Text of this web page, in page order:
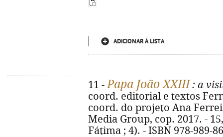
ADICIONAR À LISTA
11 -Papa João XXIII : a
coord. editorial e textos
coord. do projeto Ana
Media Group, cop. 2017. -
Fátima ; 4). - ISBN 978-989-